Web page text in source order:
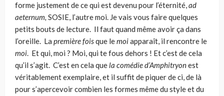
forme justement de ce qui est devenu pour l’éternité,ad
aeternum, SOSIE, l’autre moi. Je vais vous faire quelques
petits bouts de lecture. Il faut quand même avoir ça dans
l’oreille. La première foisque lemoiapparaît, il rencontre le
moi. Et qui, moi ? Moi, qui te fous dehors ! Et c’est de cela
qu’il s’agit. C’est en cela quela comédie d’Amphitryonest
véritablement exemplaire, et il suffit de piquer de ci, de là
pour s’apercevoir combien les formes même du style et du